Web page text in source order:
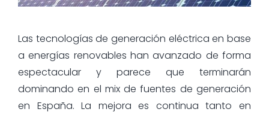
Las tecnologías de generación eléctrica en base
a energías renovables han avanzado de forma
espectacular y parece que terminarán
dominando en el mix de fuentes de generación
en España. La mejora es continua tanto en